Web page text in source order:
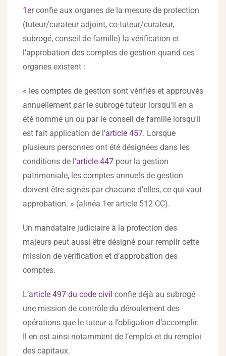
1erconfie aux organes de la mesure de protection
(tuteur/curateur adjoint, co-tuteur/curateur,
subrogé, conseil de famille) la vérification et
l’approbation des comptes de gestion quand ces
organes existent :
« les comptes de gestion sont vérifiés et approuvés
annuellement par le subrogé tuteur lorsqu'il en a
été nommé un ou par le conseil de famille lorsqu'il
est fait application de l'article 457. Lorsque
plusieurs personnes ont été désignées dans les
conditions de l'article 447 pour la gestion
patrimoniale, les comptes annuels de gestion
doivent être signés par chacune d'elles, ce qui vaut
approbation. » (alinéa 1er article 512 CC).
Un mandataire judiciaire à la protection des
majeurs peut aussi être désigné pour remplir cette
mission de vérification et d’approbation des
comptes.
L’article 497 du code civil confie déjà au subrogé
une mission de contrôle du déroulement des
opérations que le tuteur a l’obligation d’accomplir.
Il en est ainsi notamment de l’emploi et du remploi
des capitaux.